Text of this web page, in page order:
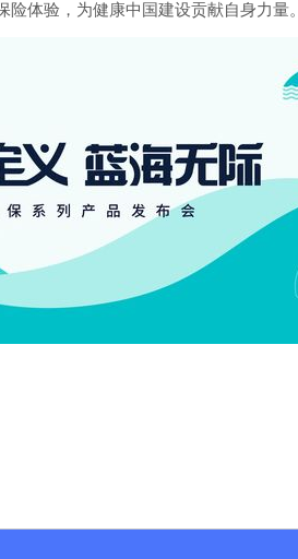
体验，为健康中国建设贡献自身力量。